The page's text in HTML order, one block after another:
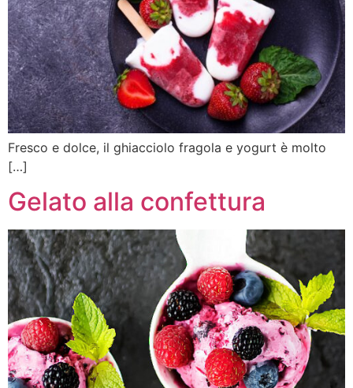
Fresco e dolce, il ghiacciolo fragola e yogurt è molto
[…]
Gelato alla confettura